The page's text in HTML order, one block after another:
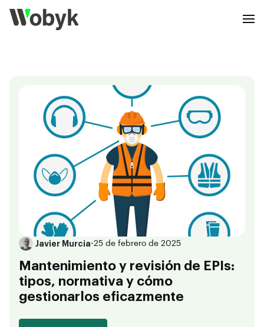
Javier Murcia•25 de febrero de 2025
Mantenimiento y revisión de EPIs:
tipos, normativa y cómo
gestionarlos eficazmente